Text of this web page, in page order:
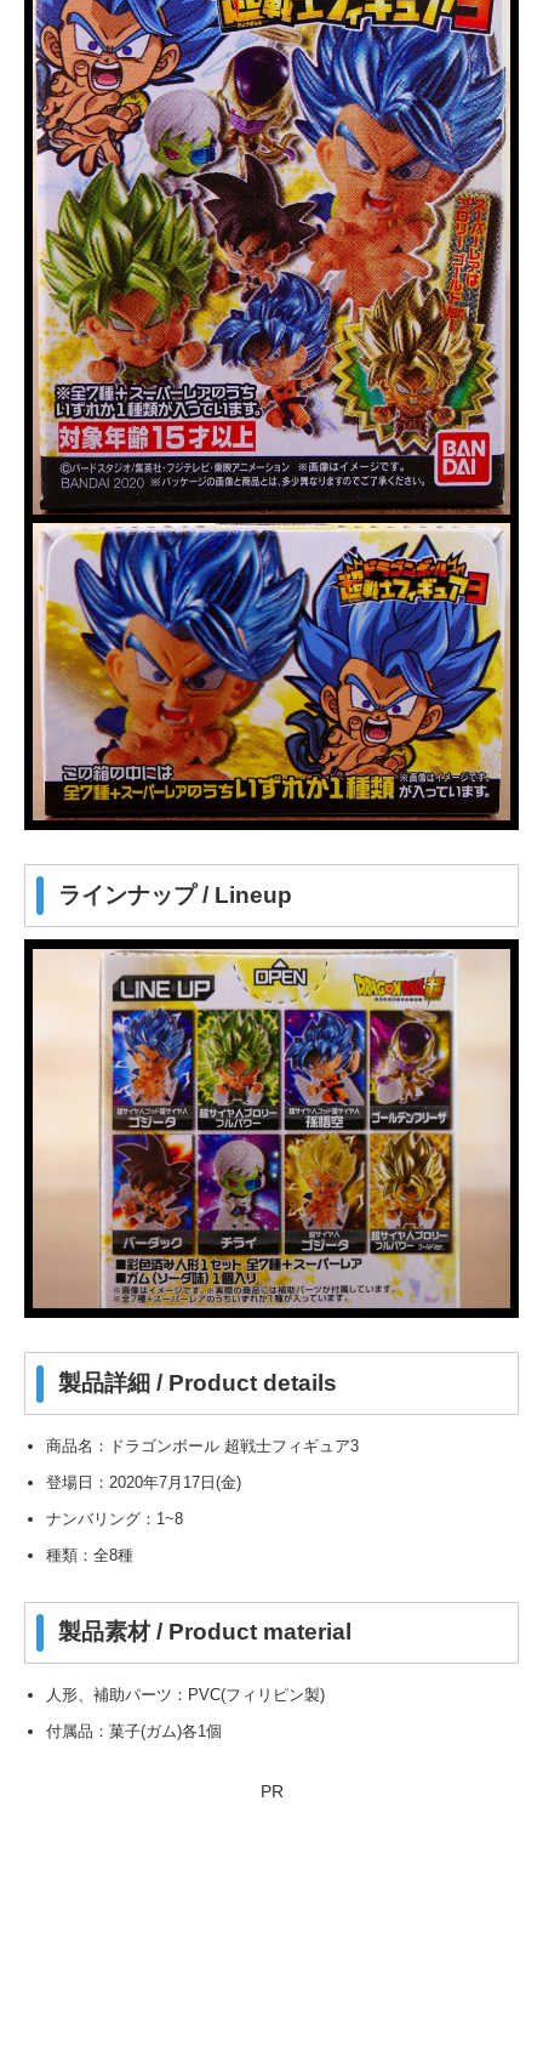
ラインナップ / Lineup
製品詳細 / Product details
商品名：ドラゴンボール 超戦士フィギュア3
登場日：2020年7月17日(金)
ナンバリング：1~8
種類：全8種
製品素材 / Product material
人形、補助パーツ：PVC(フィリピン製)
付属品：菓子(ガム)各1個
PR